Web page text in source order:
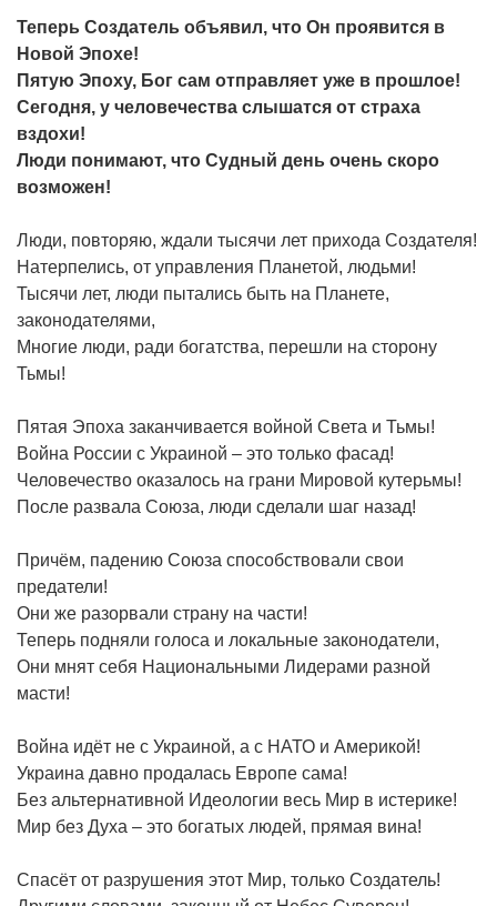
Теперь Создатель объявил, что Он проявится в
Новой Эпохе!
Пятую Эпоху, Бог сам отправляет уже в прошлое!
Сегодня, у человечества слышатся от страха
вздохи!
Люди понимают, что Судный день очень скоро
возможен!
Люди, повторяю, ждали тысячи лет прихода Создателя!
Натерпелись, от управления Планетой, людьми!
Тысячи лет, люди пытались быть на Планете,
законодателями,
Многие люди, ради богатства, перешли на сторону
Тьмы!
Пятая Эпоха заканчивается войной Света и Тьмы!
Война России с Украиной – это только фасад!
Человечество оказалось на грани Мировой кутерьмы!
После развала Союза, люди сделали шаг назад!
Причём, падению Союза способствовали свои
предатели!
Они же разорвали страну на части!
Теперь подняли голоса и локальные законодатели,
Они мнят себя Национальными Лидерами разной
масти!
Война идёт не с Украиной, а с НАТО и Америкой!
Украина давно продалась Европе сама!
Без альтернативной Идеологии весь Мир в истерике!
Мир без Духа – это богатых людей, прямая вина!
Спасёт от разрушения этот Мир, только Создатель!